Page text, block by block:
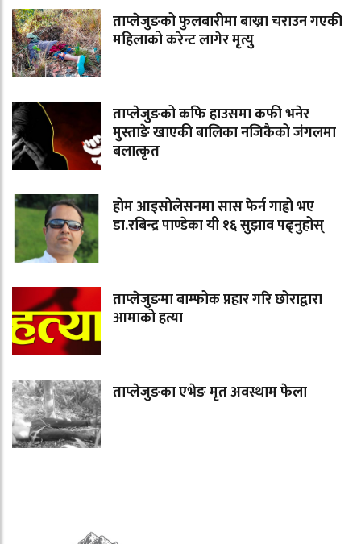
ताप्लेजुङको फुलबारीमा बाख्रा चराउन गएकी
महिलाको करेन्ट लागेर मृत्यु
ताप्लेजुङको कफि हाउसमा कफी भनेर
मुस्ताङे खाएकी बालिका नजिकैको जंगलमा
बलात्कृत
होम आइसोलेसनमा सास फेर्न गाह्रो भए
डा.रबिन्द्र पाण्डेका यी १६ सुझाव पढ्नुहोस्
ताप्लेजुङमा बाम्फोक प्रहार गरि छोराद्वारा
आमाको हत्या
ताप्लेजुङका एभेङ मृत अवस्थाम फेला